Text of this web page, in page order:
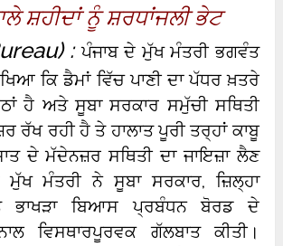
ਸ਼ਹੀਦਾਂ ਨੂੰ ਸ਼ਰਧਾਂਜਲੀ ਭੇਟ
:ਪੰਜਾਬ ਦੇ ਮੁੱਖ ਮੰਤਰੀ ਭਗਵੰਤ
ਕਿ ਡੈਮਾਂ ਵਿੱਚ ਪਾਣੀ ਦਾ ਪੱਧਰ ਖ਼ਤਰੇ
ਹੈ ਅਤੇ ਸੂਬਾ ਸਰਕਾਰ ਸਮੁੱਚੀ ਸਥਿਤੀ
ਰੱਖ ਰਹੀ ਹੈ ਤੇ ਹਾਲਾਤ ਪੂਰੀ ਤਰ੍ਹਾਂ ਕਾਬੂ
ਦੇ ਮੱਦੇਨਜ਼ਰ ਸਥਿਤੀ ਦਾ ਜਾਇਜ਼ਾ ਲੈਣ
ਮੰਤਰੀ ਨੇ ਸੂਬਾ ਸਰਕਾਰ, ਜ਼ਿਲ੍ਹਾ
ਭਾਖੜਾ ਬਿਆਸ ਪ੍ਰਬੰਧਨ ਬੋਰਡ ਦੇ
ਵਿਸਥਾਰਪੂਰਵਕ ਗੱਲਬਾਤ ਕੀਤੀ।